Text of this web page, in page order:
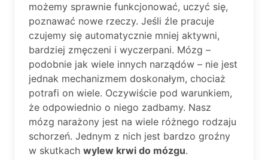
możemy sprawnie funkcjonować, uczyć się,
poznawać nowe rzeczy. Jeśli źle pracuje
czujemy się automatycznie mniej aktywni,
bardziej zmęczeni i wyczerpani. Mózg –
podobnie jak wiele innych narządów – nie jest
jednak mechanizmem doskonałym, chociaż
potrafi on wiele. Oczywiście pod warunkiem,
że odpowiednio o niego zadbamy. Nasz
mózg narażony jest na wiele różnego rodzaju
schorzeń. Jednym z nich jest bardzo groźny
w skutkach wylew krwi do mózgu.